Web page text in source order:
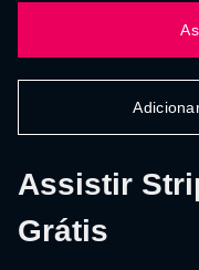
Assistir
Grátis